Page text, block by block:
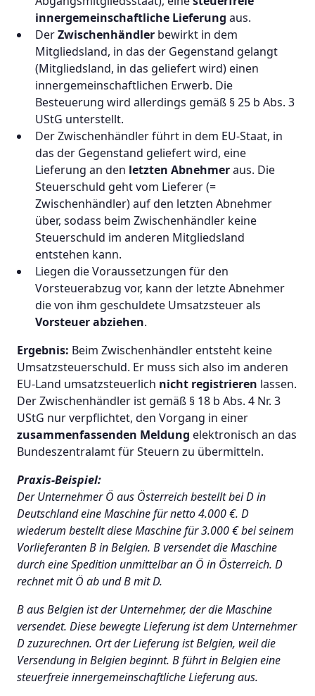
innergemeinschaftliche Lieferung aus.
DerZwischenhändler bewirkt in dem
Mitgliedsland, in das der Gegenstand gelangt
(Mitgliedsland, in das geliefert wird) einen
innergemeinschaftlichen Erwerb. Die
Besteuerung wird allerdings gemäß § 25 b Abs. 3
UStG unterstellt.
Der Zwischenhändler führt in dem EU-Staat, in
das der Gegenstand geliefert wird, eine
Lieferung an den letzten Abnehmeraus. Die
Steuerschuld geht vom Lieferer (=
Zwischenhändler) auf den letzten Abnehmer
über, sodass beim Zwischenhändler keine
Steuerschuld im anderen Mitgliedsland
entstehen kann.
Liegen die Voraussetzungen für den
Vorsteuerabzug vor, kann der letzte Abnehmer
die von ihm geschuldete Umsatzsteuer als
Vorsteuer abziehen.
Ergebnis: Beim Zwischenhändler entsteht keine
Umsatzsteuerschuld. Er muss sich also im anderen
EU-Land umsatzsteuerlich nicht registrieren lassen.
Der Zwischenhändler ist gemäß § 18 b Abs. 4 Nr. 3
UStG nur verpflichtet, den Vorgang in einer
zusammenfassenden Meldung elektronisch an das
Bundeszentralamt für Steuern zu übermitteln.
Praxis-Beispiel:
Der Unternehmer Ö aus Österreich bestellt bei D in
Deutschland eine Maschine für netto 4.000 €. D
wiederum bestellt diese Maschine für 3.000 € bei seinem
Vorlieferanten B in Belgien. B versendet die Maschine
durch eine Spedition unmittelbar an Ö in Österreich. D
rechnet mit Ö ab und B mit D.
B aus Belgien ist der Unternehmer, der die Maschine
versendet. Diese bewegte Lieferung ist dem Unternehmer
D zuzurechnen. Ort der Lieferung ist Belgien, weil die
Versendung in Belgien beginnt. B führt in Belgien eine
steuerfreie innergemeinschaftliche Lieferung aus.